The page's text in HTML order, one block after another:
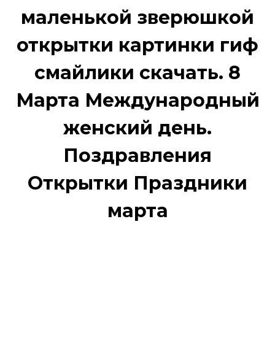
маленькой зверюшкой
открытки картинки гиф
смайлики скачать. 8
Марта Международный
женский день.
Поздравления
Открытки Праздники
марта